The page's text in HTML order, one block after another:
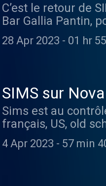
C’est le retour de
Bar Gallia Pantin,
school, en
28 Apr 2023 - 01 hr
SIMS sur
Sims est au
français, US, old
se fait rare depuis
on était obligés de
4 Apr 2023 - 57 min